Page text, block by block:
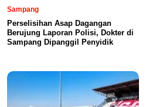
Sampang
Perselisihan Asap Dagangan
Berujung Laporan Polisi, Dokter di
Sampang Dipanggil Penyidik